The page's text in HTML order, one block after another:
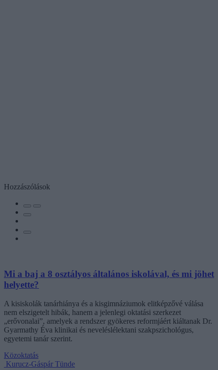
Hozzászólások
Mi a baj a 8 osztályos általános iskolával, és mi jöhet
helyette?
A kisiskolák tanárhiánya és a kisgimnáziumok elitképzővé válása
nem elszigetelt hibák, hanem a jelenlegi oktatási szerkezet
„erővonalai”, amelyek a rendszer gyökeres reformjáért kiáltanak Dr.
Gyarmathy Éva klinikai és neveléslélektani szakpszichológus,
egyetemi tanár szerint.
Közoktatás
Kurucz-Gáspár Tünde